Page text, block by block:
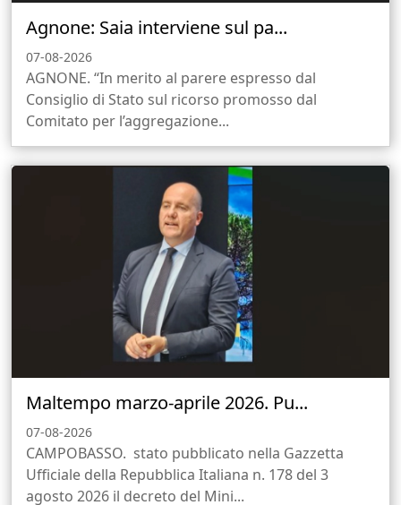
Agnone: Saia interviene sul pa...
07-08-2026
AGNONE. “In merito al parere espresso dal
Consiglio di Stato sul ricorso promosso dal
Comitato per l’aggregazione...
Maltempo marzo-aprile 2026. Pu...
07-08-2026
CAMPOBASSO. stato pubblicato nella Gazzetta
Ufficiale della Repubblica Italiana n. 178 del 3
agosto 2026 il decreto del Mini...